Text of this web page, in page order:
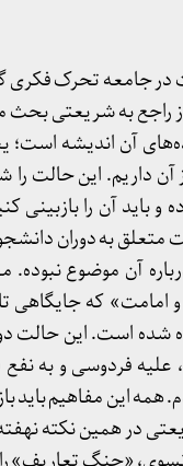
جامعه تحرک فکری
راجع به شریعتی
آن اندیشه است؛
داریم. این حالت
و باید آن را
به دوران
آن موضوع نبوده.
شده است. این حالت
علیه فردوسی و به
همه این مفاهیم
در همین نکته